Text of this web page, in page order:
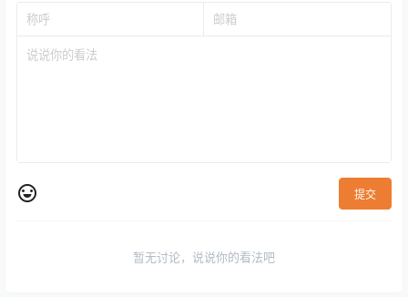
提交
暂无讨论，说说你的看法吧